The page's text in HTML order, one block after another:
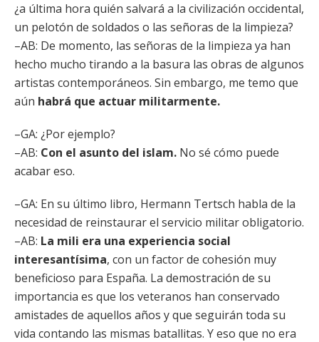
¿a última hora quién salvará a la civilización occidental,
un pelotón de soldados o las señoras de la limpieza?
–AB: De momento, las señoras de la limpieza ya han
hecho mucho tirando a la basura las obras de algunos
artistas contemporáneos. Sin embargo, me temo que
aún habrá que actuar militarmente.
–GA: ¿Por ejemplo?
–AB: Con el asunto del islam. No sé cómo puede
acabar eso.
–GA: En su último libro, Hermann Tertsch habla de la
necesidad de reinstaurar el servicio militar obligatorio.
–AB: La mili era una experiencia social
interesantísima, con un factor de cohesión muy
beneficioso para España. La demostración de su
importancia es que los veteranos han conservado
amistades de aquellos años y que seguirán toda su
vida contando las mismas batallitas. Y eso que no era